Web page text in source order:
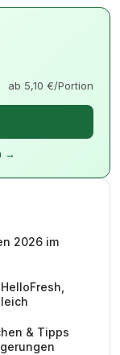
ab 5,10 €/Portion
→
2026 im
& Tipps